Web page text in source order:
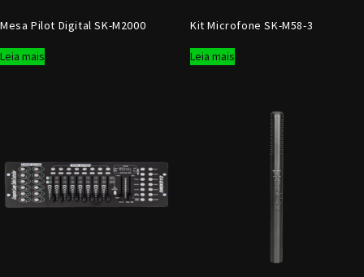
Mesa Pilot Digital SK-M2000
Leia mais
Kit Microfone SK-M58-3
Leia mais